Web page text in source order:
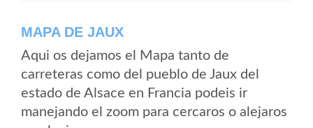
MAPA DE JAUX
Aqui os dejamos el Mapa tanto de
carreteras como del pueblo de Jaux del
estado de Alsace en Francia podeis ir
manejando el zoom para cercaros o alejaros